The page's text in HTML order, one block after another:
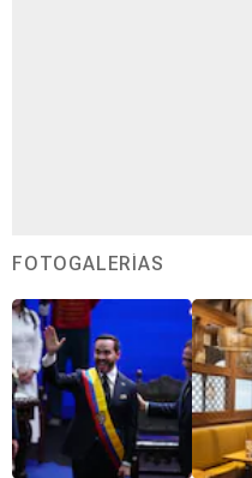
FOTOGALERÍAS